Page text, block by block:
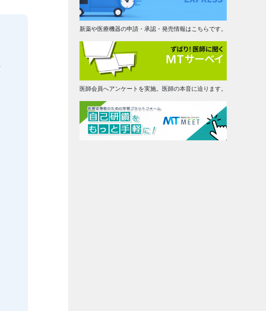
新薬や医療機器の申請・承認・発売情報はこちらです。
医師会員へアンケートを実施。医師の本音に迫ります。